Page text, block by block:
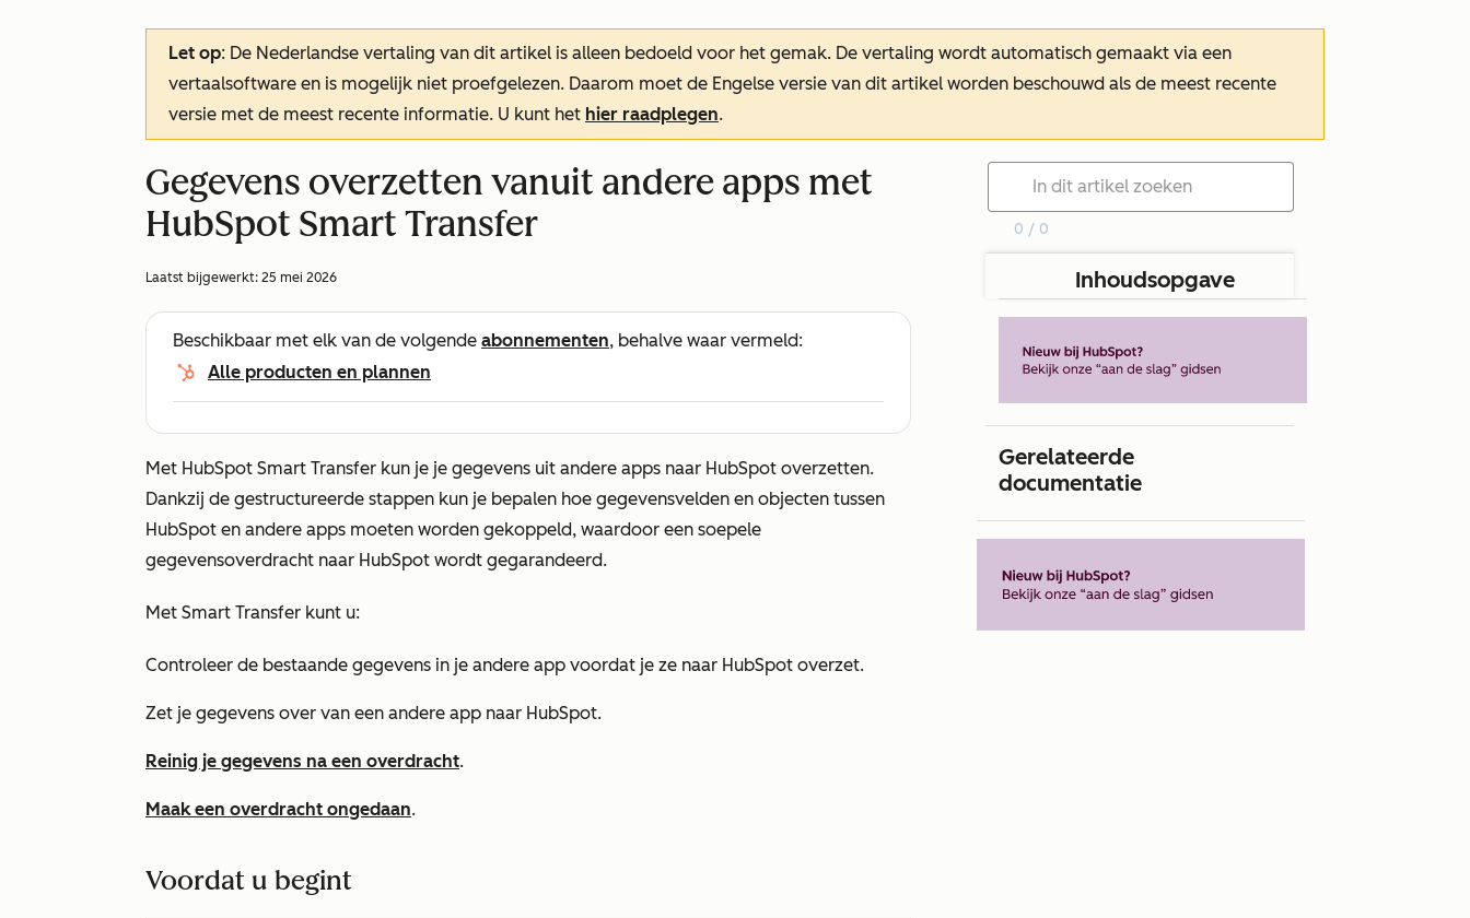
Let op: De Nederlandse vertaling van dit artikel is alleen bedoeld voor het gemak. De vertaling wordt automatisch gemaakt via een
vertaalsoftware en is mogelijk niet proefgelezen. Daarom moet de Engelse versie van dit artikel worden beschouwd als de meest recente
versie met de meest recente informatie. U kunt het hier raadplegen.
Gegevens overzetten vanuit andere apps met
HubSpot Smart Transfer
Laatst bijgewerkt: 25 mei 2026
Beschikbaar met elk van de volgende abonnementen, behalve waar vermeld:
Alle producten en plannen
Met HubSpot Smart Transfer kun je je gegevens uit andere apps naar HubSpot overzetten.
Dankzij de gestructureerde stappen kun je bepalen hoe gegevensvelden en objecten tussen
HubSpot en andere apps moeten worden gekoppeld, waardoor een soepele
gegevensoverdracht naar HubSpot wordt gegarandeerd.
Met Smart Transfer kunt u:
Controleer de bestaande gegevens in je andere app voordat je ze naar HubSpot overzet.
Zet je gegevens over van een andere app naar HubSpot.
Reinig je gegevens na een overdracht.
Maak een overdracht ongedaan.
Voordat u begint
0 / 0
Inhoudsopgave
Gerelateerde
documentatie